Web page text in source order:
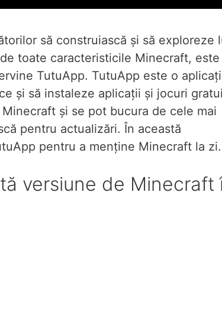
să construiască și să exploreze
toate caracteristicile Minecraft, este
TutuApp. TutuApp este o
și să instaleze aplicații și jocuri
și se pot bucura de cele mai
pentru actualizări. În această
pentru a menține Minecraft la zi.
versiune de Minecraft